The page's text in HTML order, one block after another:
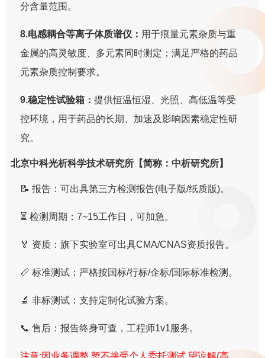
分含量范围。
8.电感耦合等离子体质谱仪： 用于痕量元素杂质与重
金属的高灵敏度、多元素同时测定；满足严格的药品
元素杂质控制要求。
9.稳定性试验箱：提供恒温恒湿、光照、高低温等受
控环境，用于药品的长期、加速及影响因素稳定性研
究。
北京中科光析科学技术研究所【简称：中析研究所】
📝 报告：可出具第三方检测报告(电子版/纸质版)。
⏳ 检测周期：7~15工作日，可加急。
🏅 资质：旗下实验室可出具CMA/CNAS资质报告。
📏 标准测试：严格按国标/行标/企标/国际标准检测。
🔬 非标测试：支持定制化试验方案。
📞 售后：报告终身可查，工程师1v1服务。
注意:因业务调整,暂不接受个人委托测试,望谅解(高